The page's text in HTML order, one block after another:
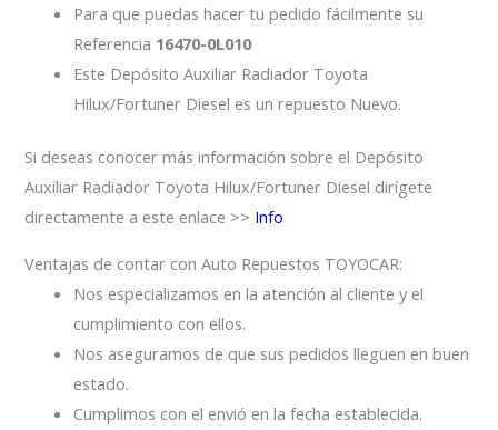
Para que puedas hacer tu pedido fácilmente su
Referencia 16470-0L010
Este Depósito Auxiliar Radiador Toyota
Hilux/Fortuner Diesel es un repuesto Nuevo.
Si deseas conocer más información sobre el Depósito
Auxiliar Radiador Toyota Hilux/Fortuner Diesel dirígete
directamente a este enlace >> Info
Ventajas de contar con Auto Repuestos TOYOCAR:
Nos especializamos en la atención al cliente y el
cumplimiento con ellos.
Nos aseguramos de que sus pedidos lleguen en buen
estado.
Cumplimos con el envió en la fecha establecida.